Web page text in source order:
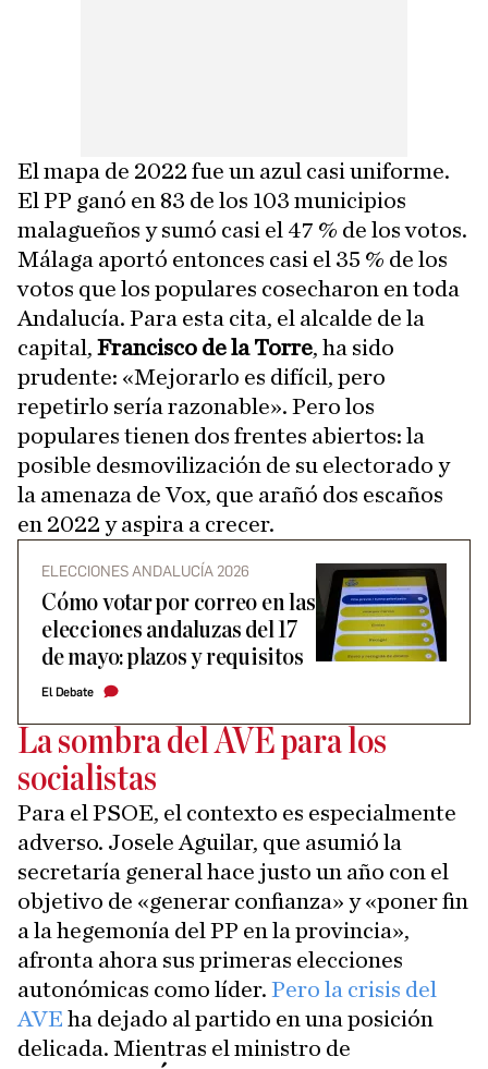
El mapa de 2022 fue un azul casi uniforme.
El PP ganó en 83 de los 103 municipios
malagueños y sumó casi el 47 % de los votos.
Málaga aportó entonces casi el 35 % de los
votos que los populares cosecharon en toda
Andalucía. Para esta cita, el alcalde de la
capital, Francisco de la Torre, ha sido
prudente: «Mejorarlo es difícil, pero
repetirlo sería razonable». Pero los
populares tienen dos frentes abiertos: la
posible desmovilización de su electorado y
la amenaza de Vox, que arañó dos escaños
en 2022 y aspira a crecer.
ELECCIONES ANDALUCÍA 2026
Cómo votar por correo en las
elecciones andaluzas del 17
de mayo: plazos y requisitos
El Debate
La sombra del AVE para los
socialistas
Para el PSOE, el contexto es especialmente
adverso. Josele Aguilar, que asumió la
secretaría general hace justo un año con el
objetivo de «generar confianza» y «poner fin
a la hegemonía del PP en la provincia»,
afronta ahora sus primeras elecciones
autonómicas como líder. Pero la crisis del
AVE ha dejado al partido en una posición
delicada. Mientras el ministro de